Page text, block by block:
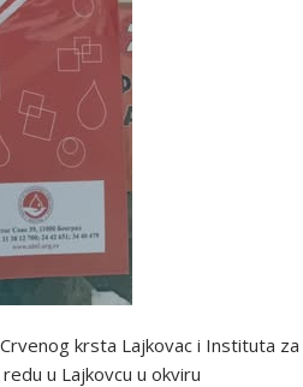
krsta Lajkovac i Instituta za
u Lajkovcu u okviru